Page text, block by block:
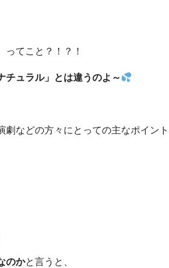
ってこと？！？！
チュラル」とは違うのよ～
劇などの方々にとっての主なポイン
のかと言うと、